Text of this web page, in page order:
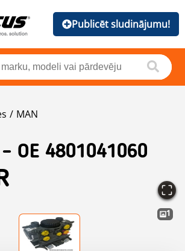
Publicēt sludinājumu!
MAN
– OE 4801041060
1